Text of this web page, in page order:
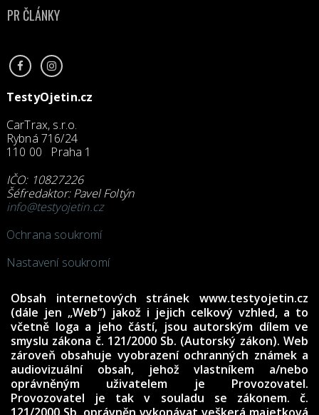
PR ČLÁNKY
TestyOjetin.cz
CarTrax, s.r.o.
Rybná 716/24
110 00 Praha 1
IČO: 10827226
Šéfredaktor: Pavel Foltýn
info@testyojetin.cz
Ochrana soukromí
Nastavení soukromí
Obsah internetových stránek www.testyojetin.cz
(dále jen „Web“) jakož i jejich celkový vzhled, a to
včetně loga a jeho částí, jsou autorským dílem ve
smyslu zákona č. 121/2000 Sb. (Autorský zákon). Web
zároveň obsahuje vyobrazení ochranných známek a
audiovizuální obsah, jehož vlastníkem a/nebo
oprávněným uživatelem je Provozovatel.
Provozovatel je tak v souladu se zákonem. č.